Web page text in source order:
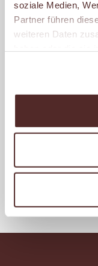
soziale Medien,
Partner führen
weiteren Daten
Weitere